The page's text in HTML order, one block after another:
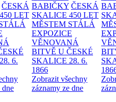
ČESKÁ
LET
6.
dne
BABIČKY ČESKÁ
SKALICE 450 LET
MĚSTEM STÁLÁ
EXPOZICE
VĚNOVANÁ
BITVĚ U ČESKÉ
SKALICE 28. 6.
1866
Zobrazit všechny
záznamy ze dne